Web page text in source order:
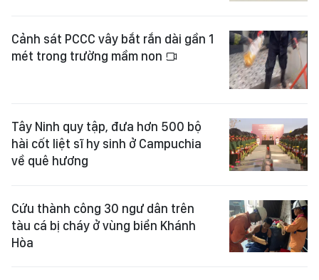
Cảnh sát PCCC vây bắt rắn dài gần 1
mét trong trường mầm non
Tây Ninh quy tập, đưa hơn 500 bộ
hài cốt liệt sĩ hy sinh ở Campuchia
về quê hương
Cứu thành công 30 ngư dân trên
tàu cá bị cháy ở vùng biển Khánh
Hòa